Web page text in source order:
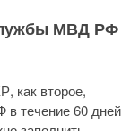
МВД РФ
как второе,
течение 60 дней